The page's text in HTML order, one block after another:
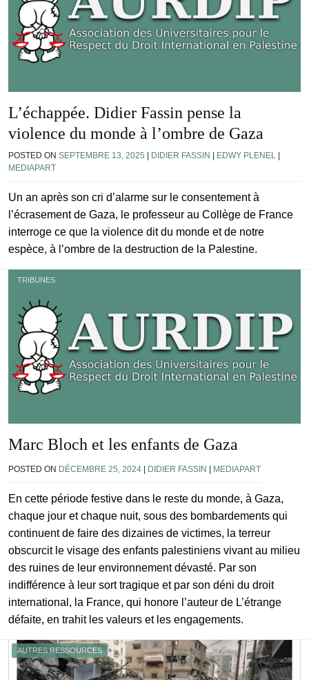
L’échappée. Didier Fassin pense la
violence du monde à l’ombre de Gaza
POSTED ON SEPTEMBRE 13, 2025 DIDIER FASSIN EDWY PLENEL
MEDIAPART
Un an après son cri d’alarme sur le consentement à
l’écrasement de Gaza, le professeur au Collège de France
interroge ce que la violence dit du monde et de notre
espèce, à l’ombre de la destruction de la Palestine.
TRIBUNES
Marc Bloch et les enfants de Gaza
POSTED ON DÉCEMBRE 25, 2024 | DIDIER FASSIN | MEDIAPART
En cette période festive dans le reste du monde, à Gaza,
chaque jour et chaque nuit, sous des bombardements qui
continuent de faire des dizaines de victimes, la terreur
obscurcit le visage des enfants palestiniens vivant au milieu
des ruines de leur environnement dévasté. Par son
indifférence à leur sort tragique et par son déni du droit
international, la France, qui honore l’auteur de L’étrange
défaite, en trahit les valeurs et les engagements.
AUTRES RESSOURCES